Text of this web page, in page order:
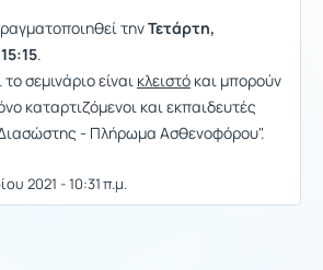
τηνΤετάρτη,
.
το σεμινάριο είναι κλειστό και μπορούν
καταρτιζόμενοι και εκπαιδευτές
- Πλήρωμα Ασθενοφόρου".
2021 - 10:31 π.μ.